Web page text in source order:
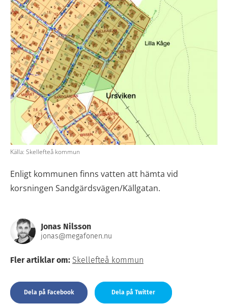
Källa: Skellefteå kommun
Enligt kommunen finns vatten att hämta vid
korsningen Sandgärdsvägen/Källgatan.
Jonas Nilsson
jonas@megafonen.nu
Fler artiklar om: Skellefteå kommun
Dela på Facebook Dela på Twitter